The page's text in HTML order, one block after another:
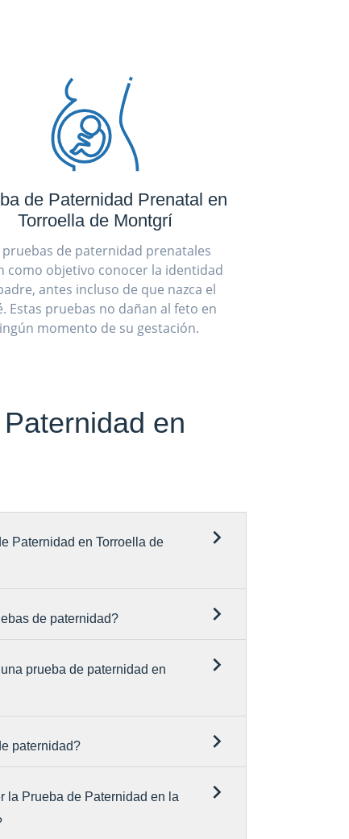
de Paternidad Prenatal en
Torroella de Montgrí
pruebas de paternidad prenatales
como objetivo conocer la identidad
antes incluso de que nazca el
Estas pruebas no dañan al feto en
momento de su gestación.
en
Paternidad en Torroella de
de paternidad?
prueba de paternidad en
paternidad?
la Prueba de Paternidad en la